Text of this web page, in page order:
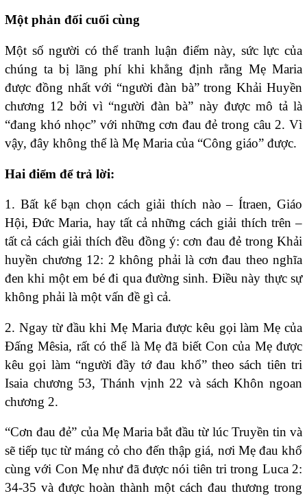
Một phản đối cuối cùng
Một số người có thể tranh luận điểm này, sức lực của
chúng ta bị lãng phí khi khẳng định rằng Mẹ Maria
được đồng nhất với “người đàn bà” trong Khải Huyền
chương 12 bởi vì “người đàn bà” này được mô tả là
“đang khó nhọc” với những cơn đau đẻ trong câu 2. Vì
vậy, đây không thể là Mẹ Maria của “Công giáo” được.
Hai điểm để trả lời:
1. Bất kể bạn chọn cách giải thích nào – Ítraen, Giáo
Hội, Đức Maria, hay tất cả những cách giải thích trên –
tất cả cách giải thích đều đồng ý: cơn đau đẻ trong Khải
huyền chương 12: 2 không phải là cơn đau theo nghĩa
đen khi một em bé đi qua đường sinh. Điều này thực sự
không phải là một vấn đề gì cả.
2. Ngay từ đầu khi Mẹ Maria được kêu gọi làm Mẹ của
Đấng Mêsia, rất có thể là Mẹ đã biết Con của Mẹ được
kêu gọi làm “người đầy tớ đau khổ” theo sách tiên tri
Isaia chương 53, Thánh vịnh 22 và sách Khôn ngoan
chương 2.
“Cơn đau đẻ” của Mẹ Maria bắt đầu từ lúc Truyền tin và
sẽ tiếp tục từ máng cỏ cho đến thập giá, nơi Mẹ đau khổ
cùng với Con Mẹ như đã được nói tiên tri trong Luca 2:
34-35 và được hoàn thành một cách đau thương trong